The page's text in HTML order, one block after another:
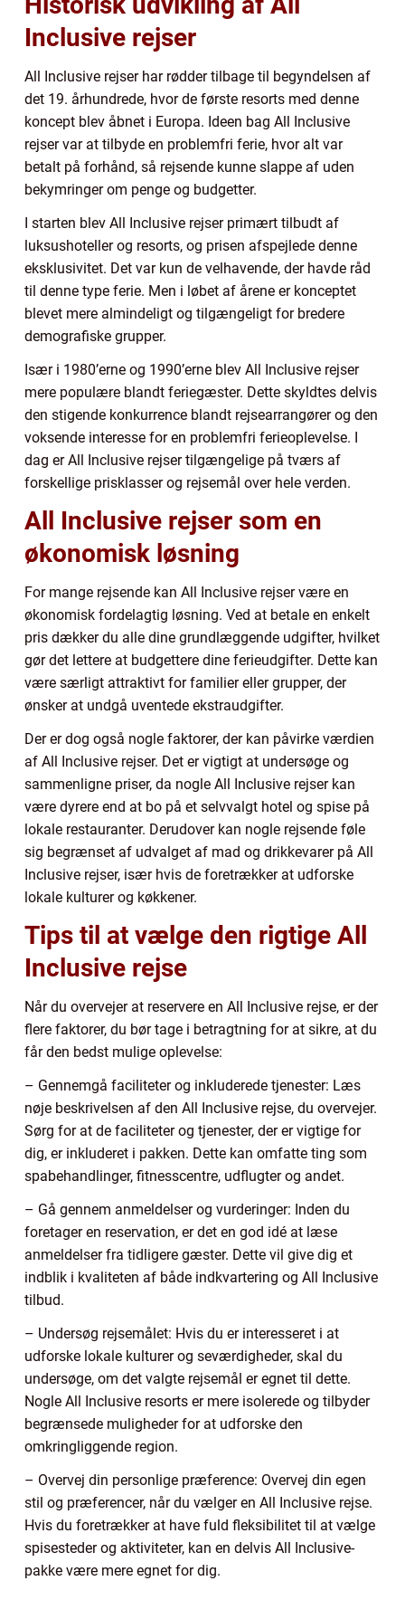
Inclusive rejser
All Inclusive rejser har rødder tilbage til begyndelsen af
det 19. århundrede, hvor de første resorts med denne
koncept blev åbnet i Europa. Ideen bag All Inclusive
rejser var at tilbyde en problemfri ferie, hvor alt var
betalt på forhånd, så rejsende kunne slappe af uden
bekymringer om penge og budgetter.
I starten blev All Inclusive rejser primært tilbudt af
luksushoteller og resorts, og prisen afspejlede denne
eksklusivitet. Det var kun de velhavende, der havde råd
til denne type ferie. Men i løbet af årene er konceptet
blevet mere almindeligt og tilgængeligt for bredere
demografiske grupper.
Især i 1980’erne og 1990’erne blev All Inclusive rejser
mere populære blandt feriegæster. Dette skyldtes delvis
den stigende konkurrence blandt rejsearrangører og den
voksende interesse for en problemfri ferieoplevelse. I
dag er All Inclusive rejser tilgængelige på tværs af
forskellige prisklasser og rejsemål over hele verden.
All Inclusive rejser som en
økonomisk løsning
For mange rejsende kan All Inclusive rejser være en
økonomisk fordelagtig løsning. Ved at betale en enkelt
pris dækker du alle dine grundlæggende udgifter, hvilket
gør det lettere at budgettere dine ferieudgifter. Dette kan
være særligt attraktivt for familier eller grupper, der
ønsker at undgå uventede ekstraudgifter.
Der er dog også nogle faktorer, der kan påvirke værdien
af All Inclusive rejser. Det er vigtigt at undersøge og
sammenligne priser, da nogle All Inclusive rejser kan
være dyrere end at bo på et selvvalgt hotel og spise på
lokale restauranter. Derudover kan nogle rejsende føle
sig begrænset af udvalget af mad og drikkevarer på All
Inclusive rejser, især hvis de foretrækker at udforske
lokale kulturer og køkkener.
Tips til at vælge den rigtige All
Inclusive rejse
Når du overvejer at reservere en All Inclusive rejse, er der
flere faktorer, du bør tage i betragtning for at sikre, at du
får den bedst mulige oplevelse:
– Gennemgå faciliteter og inkluderede tjenester: Læs
nøje beskrivelsen af den All Inclusive rejse, du overvejer.
Sørg for at de faciliteter og tjenester, der er vigtige for
dig, er inkluderet i pakken. Dette kan omfatte ting som
spabehandlinger, fitnesscentre, udflugter og andet.
– Gå gennem anmeldelser og vurderinger: Inden du
foretager en reservation, er det en god idé at læse
anmeldelser fra tidligere gæster. Dette vil give dig et
indblik i kvaliteten af både indkvartering og All Inclusive
tilbud.
– Undersøg rejsemålet: Hvis du er interesseret i at
udforske lokale kulturer og seværdigheder, skal du
undersøge, om det valgte rejsemål er egnet til dette.
Nogle All Inclusive resorts er mere isolerede og tilbyder
begrænsede muligheder for at udforske den
omkringliggende region.
– Overvej din personlige præference: Overvej din egen
stil og præferencer, når du vælger en All Inclusive rejse.
Hvis du foretrækker at have fuld fleksibilitet til at vælge
spisesteder og aktiviteter, kan en delvis All Inclusive-
pakke være mere egnet for dig.